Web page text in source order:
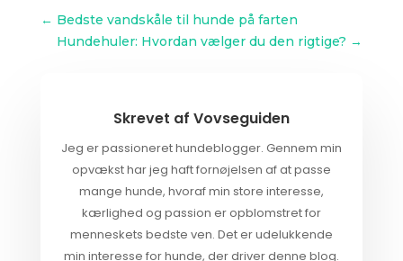
← Bedste vandskåle til hunde på farten
Hundehuler: Hvordan vælger du den rigtige? →
Skrevet af Vovseguiden
Jeg er passioneret hundeblogger. Gennem min
opvækst har jeg haft fornøjelsen af at passe
mange hunde, hvoraf min store interesse,
kærlighed og passion er opblomstret for
menneskets bedste ven. Det er udelukkende
min interesse for hunde, der driver denne blog.